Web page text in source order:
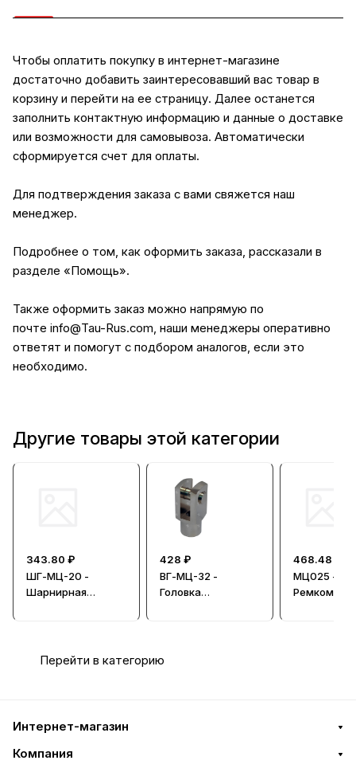
Чтобы оплатить покупку в интернет-магазине
достаточно добавить заинтересовавший вас товар в
корзину и перейти на ее страницу. Далее останется
заполнить контактную информацию и данные о доставке
или возможности для самовывоза. Автоматически
сформируется счет для оплаты.
Для подтверждения заказа с вами свяжется наш
менеджер.
Подробнее о том, как оформить заказа, рассказали в
разделе «Помощь».
Также оформить заказ можно напрямую по
почте info@Tau-Rus.com, наши менеджеры оперативно
ответят и помогут с подбором аналогов, если это
необходимо.
Другие товары этой категории
343.80 ₽
ШГ-МЦ-20 -
Шарнирная
428 ₽
ВГ-МЦ-32 -
Головка
468.48 ₽
МЦ025 -
Перейти в категорию
Интернет-магазин
Компания